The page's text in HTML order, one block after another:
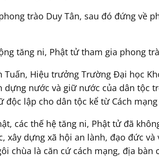
trào Duy Tân, sau đó đứng về
tăng ni, Phật tử tham gia phong
Hiệu trưởng Trường Đại học
nước và giữ nước của dân tộc
lập cho dân tộc kể từ Cách
các thế hệ tăng ni, Phật tử đã
xây dựng xã hội an lành, đạo đức
chùa là căn cứ cách mạng, địa